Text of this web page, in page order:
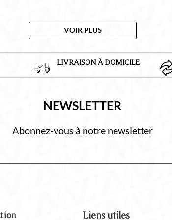
VOIR PLUS
LIVRAISON À DOMICILE
NEWSLETTER
Abonnez-vous à notre newsletter
Liens utiles